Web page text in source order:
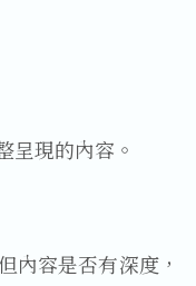
呈現的內容。
內容是否有深度，